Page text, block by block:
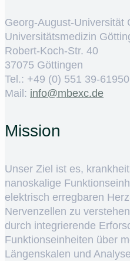
Georg-August-Universität
Universitätsmedizin
Robert-Koch-Str. 40
37075 Göttingen
Tel.: +49 (0) 551 39-61950
Mail: ed.cxebm@ofni
Mission
Unser Ziel ist es,
nanoskalige
elektrisch erregbaren
Nervenzellen zu
durch integrierende
Funktionseinheiten über
Längenskalen und